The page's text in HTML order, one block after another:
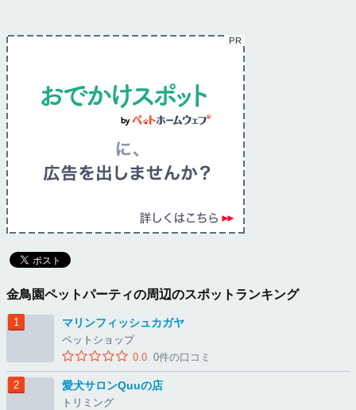
金鳥園ペットパーティの周辺のスポットランキング
マリンフィッシュカガヤ
ペットショップ
0.0 0件の口コミ
愛犬サロンQuuの店
トリミング